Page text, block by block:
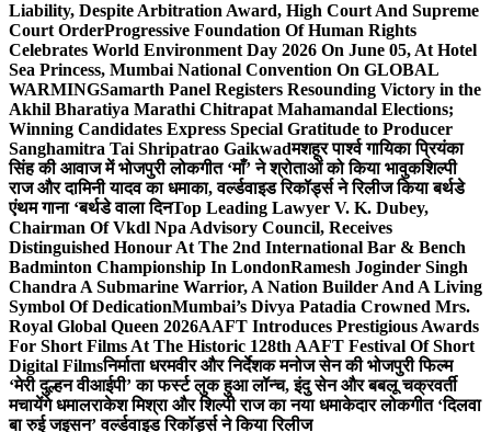
Liability, Despite Arbitration Award, High Court And Supreme
Court OrderProgressive Foundation Of Human Rights
Celebrates World Environment Day 2026 On June 05, At Hotel
Sea Princess, Mumbai National Convention On GLOBAL
WARMINGSamarth Panel Registers Resounding Victory in the
Akhil Bharatiya Marathi Chitrapat Mahamandal Elections;
Winning Candidates Express Special Gratitude to Producer
Sanghamitra Tai Shripatrao Gaikwadमशहूर पार्श्व गायिका प्रियंका
सिंह की आवाज में भोजपुरी लोकगीत ‘माँ’ ने श्रोताओं को किया भावुकशिल्पी
राज और दामिनी यादव का धमाका, वर्ल्डवाइड रिकॉर्ड्स ने रिलीज किया बर्थडे
एंथम गाना ‘बर्थडे वाला दिनTop Leading Lawyer V. K. Dubey,
Chairman Of Vkdl Npa Advisory Council, Receives
Distinguished Honour At The 2nd International Bar & Bench
Badminton Championship In LondonRamesh Joginder Singh
Chandra A Submarine Warrior, A Nation Builder And A Living
Symbol Of DedicationMumbai’s Divya Patadia Crowned Mrs.
Royal Global Queen 2026AAFT Introduces Prestigious Awards
For Short Films At The Historic 128th AAFT Festival Of Short
Digital Filmsनिर्माता धरमवीर और निर्देशक मनोज सेन की भोजपुरी फिल्म
‘मेरी दुल्हन वीआईपी’ का फर्स्ट लुक हुआ लॉन्च, इंदु सेन और बबलू चक्रवर्ती
मचायेंगे धमालराकेश मिश्रा और शिल्पी राज का नया धमाकेदार लोकगीत ‘दिलवा
बा रुई जइसन’ वर्ल्डवाइड रिकॉर्ड्स ने किया रिलीज